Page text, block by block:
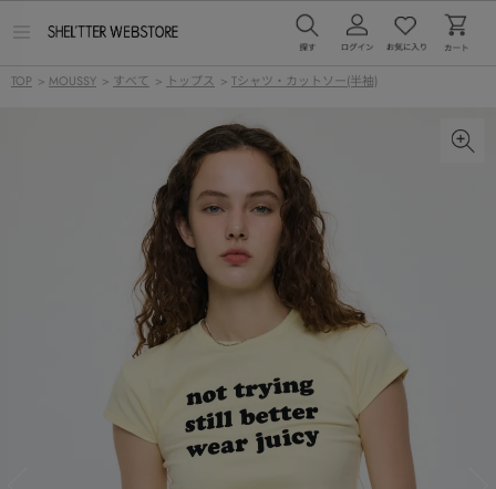
ー
TOP > MOUSSY > すべて > トップス > Tシャツ・カットソー(半袖)